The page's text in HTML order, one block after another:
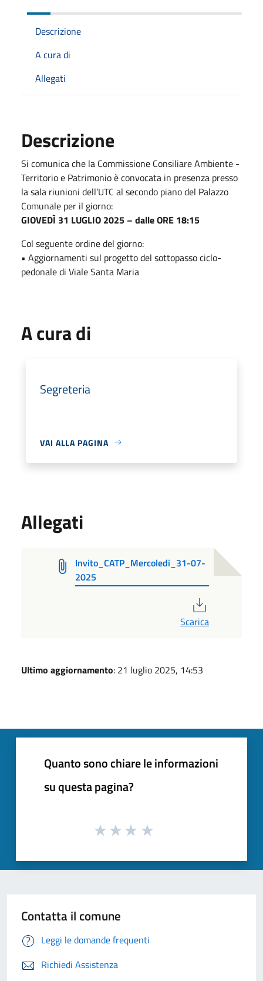
Descrizione
A cura di
Allegati
Descrizione
Si comunica che la Commissione Consiliare Ambiente -
Territorio e Patrimonio è convocata in presenza presso
la sala riunioni dell’UTC al secondo piano del Palazzo
Comunale per il giorno:
GIOVEDÌ 31 LUGLIO 2025 – dalle ORE 18:15
Col seguente ordine del giorno:
• Aggiornamenti sul progetto del sottopasso ciclo-
pedonale di Viale Santa Maria
A cura di
Segreteria
VAI ALLA PAGINA
Allegati
Invito_CATP_Mercoledi_31-07-
2025
Scarica
Ultimo aggiornamento: 21 luglio 2025, 14:53
Quanto sono chiare le informazioni
su questa pagina?
Contatta il comune
Leggi le domande frequenti
Richiedi Assistenza